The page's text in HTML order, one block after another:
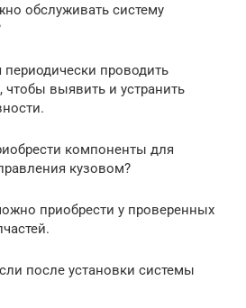
обслуживать систему
периодически проводить
чтобы выявить и устранить
компоненты для
кузовом?
приобрести у проверенных
после установки системы